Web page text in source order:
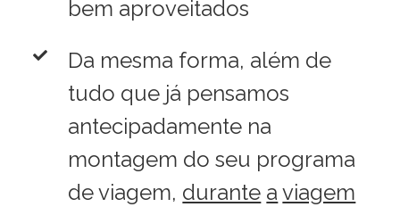
bem aproveitados
Da mesma forma, além de
tudo que já pensamos
antecipadamente na
montagem do seu programa
de viagem, durante a viagem